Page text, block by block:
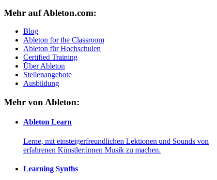
Mehr auf Ableton.com:
Blog
Ableton for the Classroom
Ableton für Hochschulen
Certified Training
Über Ableton
Stellenangebote
Ausbildung
Mehr von Ableton:
Ableton Learn
Lerne, mit einsteigerfreundlichen Lektionen und Sounds von
erfahrenen Künstler:innen Musik zu machen.
Learning Synths